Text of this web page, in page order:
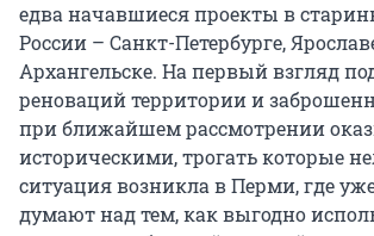
едва начавшиеся проекты в
России – Санкт-Петербурге,
Архангельске. На первый взгляд
реноваций территории и
при ближайшем рассмотрении
историческими, трогать которые
ситуация возникла в Перми, где
думают над тем, как выгодно